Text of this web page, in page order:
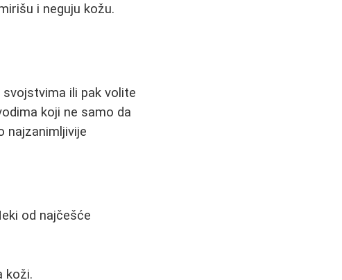
i neguju kožu.
ili pak volite
koji ne samo da
najzanimljivije
od najčešće
koži.